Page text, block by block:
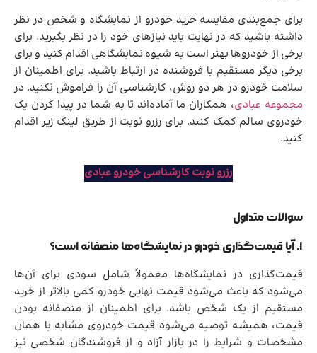
برای جمع‌بندی مقایسه خرید خودرو از نمایشگاه و شخص در نظر
داشته باشید که در نهایت باید نیازهای خود را در نظر بگیرید. برای
برخی از خودروها بهتر است به شیوه نمایشگاهی اقدام کنید و برای
برخی دیگر مستقیم با فروشنده در ارتباط باشید. برای اطمینان از
سلامت خودرو در هر دو روش، کارشناسی آن را فراموش نکنید. در
مجموعه عبادی، همکاران ما آماده‌اند تا به شما در پیدا کردن یک
خودروی سالم کمک کنند. برای رزرو نوبت از طریق لینک زیر اقدام
کنید.
رزرو نوبت کارشناسی خودرو عبادی
سوالات متداول
۱. آیا قیمت‌گذاری خودرو در نمایشگاه‌ها منصفانه است؟
قیمت‌گذاری در نمایشگاه‌ها معمولاً شامل سودی برای آن‌ها
می‌شود که باعث می‌شود قیمت نهایی خودرو کمی بالاتر از خرید
مستقیم از یک شخص باشد. برای اطمینان از منصفانه بودن
قیمت، همیشه توصیه می‌شود قیمت خودروی مشابه با همان
مشخصات و شرایط را در بازار آزاد و از فروشندگان شخصی نیز